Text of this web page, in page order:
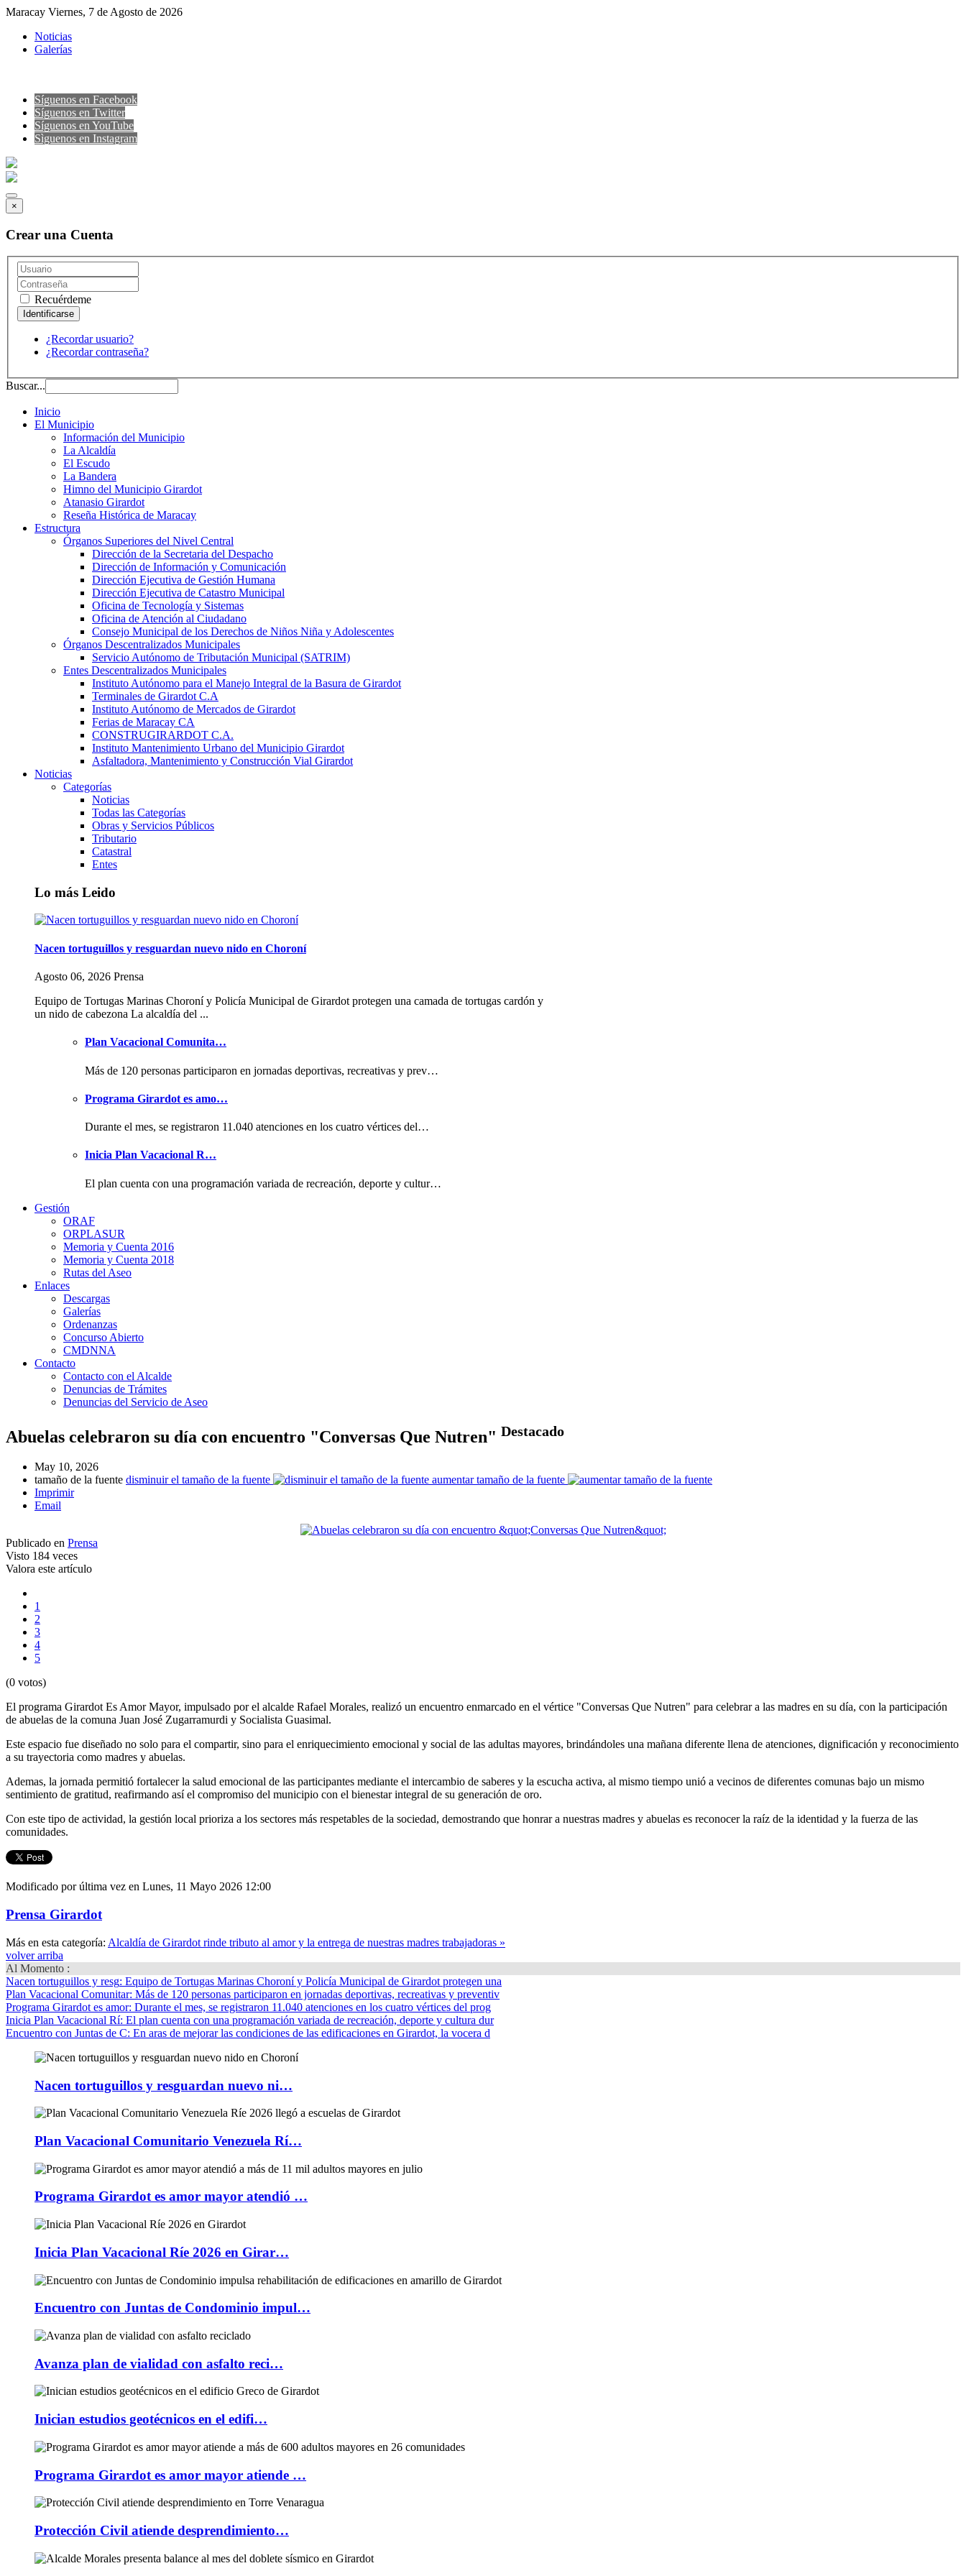
Maracay Viernes, 7 de Agosto de 2026
Noticias
Galerías
Síguenos en Facebook
Síguenos en Twitter
Síguenos en YouTube
Sìguenos en Instagram
×
Crear una Cuenta
Recuérdeme
¿Recordar usuario?
¿Recordar contraseña?
Buscar...
Inicio
El Municipio
Información del Municipio
La Alcaldía
El Escudo
La Bandera
Himno del Municipio Girardot
Atanasio Girardot
Reseña Histórica de Maracay
Estructura
Órganos Superiores del Nivel Central
Dirección de la Secretaria del Despacho
Dirección de Información y Comunicación
Dirección Ejecutiva de Gestión Humana
Dirección Ejecutiva de Catastro Municipal
Oficina de Tecnología y Sistemas
Oficina de Atención al Ciudadano
Consejo Municipal de los Derechos de Niños Niña y Adolescentes
Órganos Descentralizados Municipales
Servicio Autónomo de Tributación Municipal (SATRIM)
Entes Descentralizados Municipales
Instituto Autónomo para el Manejo Integral de la Basura de Girardot
Terminales de Girardot C.A
Instituto Autónomo de Mercados de Girardot
Ferias de Maracay CA
CONSTRUGIRARDOT C.A.
Instituto Mantenimiento Urbano del Municipio Girardot
Asfaltadora, Mantenimiento y Construcción Vial Girardot
Noticias
Categorías
Noticias
Todas las Categorías
Obras y Servicios Públicos
Tributario
Catastral
Entes
Lo más Leido
Nacen tortuguillos y resguardan nuevo nido en Choroní
Agosto 06, 2026 Prensa
Equipo de Tortugas Marinas Choroní y Policía Municipal de Girardot protegen una camada de tortugas cardón y
un nido de cabezona La alcaldía del ...
Plan Vacacional Comunita…
Más de 120 personas participaron en jornadas deportivas, recreativas y prev…
Programa Girardot es amo…
Durante el mes, se registraron 11.040 atenciones en los cuatro vértices del…
Inicia Plan Vacacional R…
El plan cuenta con una programación variada de recreación, deporte y cultur…
Gestión
ORAF
ORPLASUR
Memoria y Cuenta 2016
Memoria y Cuenta 2018
Rutas del Aseo
Enlaces
Descargas
Galerías
Ordenanzas
Concurso Abierto
CMDNNA
Contacto
Contacto con el Alcalde
Denuncias de Trámites
Denuncias del Servicio de Aseo
Abuelas celebraron su día con encuentro "Conversas Que Nutren" Destacado
May 10, 2026
tamaño de la fuente disminuir el tamaño de la fuente
aumentar tamaño de la fuente
Imprimir
Email
Publicado en Prensa
Visto 184 veces
Valora este artículo
1
2
3
4
5
(0 votos)
El programa Girardot Es Amor Mayor, impulsado por el alcalde Rafael Morales, realizó un encuentro enmarcado en el vértice "Conversas Que Nutren" para celebrar a las madres en su día, con la participación
de abuelas de la comuna Juan José Zugarramurdi y Socialista Guasimal.
Este espacio fue diseñado no solo para el compartir, sino para el enriquecimiento emocional y social de las adultas mayores, brindándoles una mañana diferente llena de atenciones, dignificación y reconocimiento
a su trayectoria como madres y abuelas.
Ademas, la jornada permitió fortalecer la salud emocional de las participantes mediante el intercambio de saberes y la escucha activa, al mismo tiempo unió a vecinos de diferentes comunas bajo un mismo
sentimiento de gratitud, reafirmando así el compromiso del municipio con el bienestar integral de su generación de oro.
Con este tipo de actividad, la gestión local prioriza a los sectores más respetables de la sociedad, demostrando que honrar a nuestras madres y abuelas es reconocer la raíz de la identidad y la fuerza de las
comunidades.
Modificado por última vez en Lunes, 11 Mayo 2026 12:00
Prensa Girardot
Más en esta categoría: Alcaldía de Girardot rinde tributo al amor y la entrega de nuestras madres trabajadoras »
volver arriba
Al Momento :
Nacen tortuguillos y resg: Equipo de Tortugas Marinas Choroní y Policía Municipal de Girardot protegen una
Plan Vacacional Comunitar: Más de 120 personas participaron en jornadas deportivas, recreativas y preventiv
Programa Girardot es amor: Durante el mes, se registraron 11.040 atenciones en los cuatro vértices del prog
Inicia Plan Vacacional Rí: El plan cuenta con una programación variada de recreación, deporte y cultura dur
Encuentro con Juntas de C: En aras de mejorar las condiciones de las edificaciones en Girardot, la vocera d
Nacen tortuguillos y resguardan nuevo ni…
Plan Vacacional Comunitario Venezuela Rí…
Programa Girardot es amor mayor atendió …
Inicia Plan Vacacional Ríe 2026 en Girar…
Encuentro con Juntas de Condominio impul…
Avanza plan de vialidad con asfalto reci…
Inician estudios geotécnicos en el edifi…
Programa Girardot es amor mayor atiende …
Protección Civil atiende desprendimiento…